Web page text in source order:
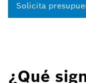
Solicita
¿Qué